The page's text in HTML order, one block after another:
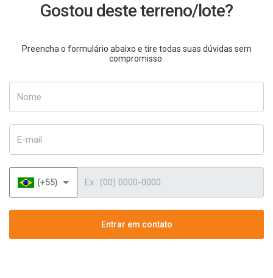
Gostou deste terreno/lote?
Preencha o formulário abaixo e tire todas suas dúvidas sem
compromisso.
(+55)
Entrar em contato